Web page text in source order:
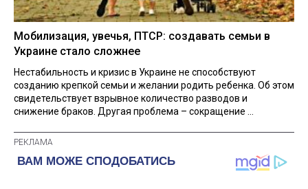
Мобилизация, увечья, ПТСР: создавать семьи в
Украине стало сложнее
Нестабильность и кризис в Украине не способствуют
созданию крепкой семьи и желании родить ребенка. Об этом
свидетельствует взрывное количество разводов и
снижение браков. Другая проблема – сокращение ...